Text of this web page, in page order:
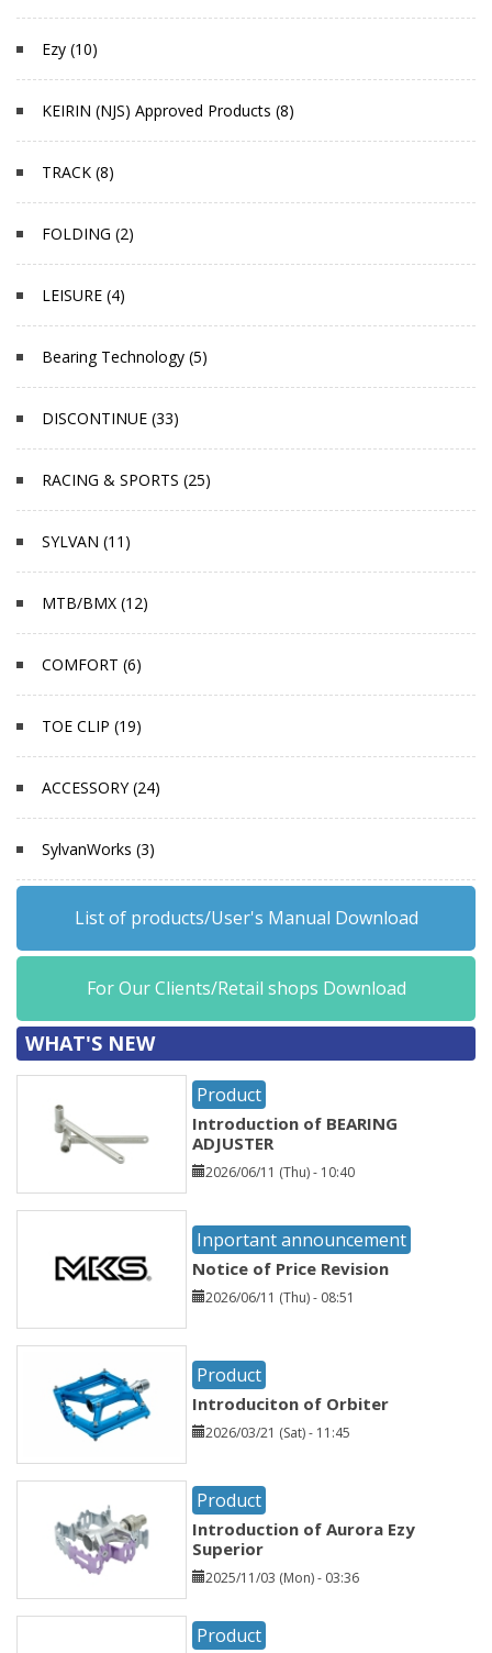
Ezy (10)
KEIRIN (NJS) Approved Products (8)
TRACK (8)
FOLDING (2)
LEISURE (4)
Bearing Technology (5)
DISCONTINUE (33)
RACING & SPORTS (25)
SYLVAN (11)
MTB/BMX (12)
COMFORT (6)
TOE CLIP (19)
ACCESSORY (24)
SylvanWorks (3)
List of products/User's Manual Download
For Our Clients/Retail shops Download
WHAT'S NEW
Product
Introduction of BEARING
ADJUSTER
2026/06/11 (Thu) - 10:40
Inportant announcement
Notice of Price Revision
2026/06/11 (Thu) - 08:51
Product
Introduciton of Orbiter
2026/03/21 (Sat) - 11:45
Product
Introduction of Aurora Ezy
Superior
2025/11/03 (Mon) - 03:36
Product